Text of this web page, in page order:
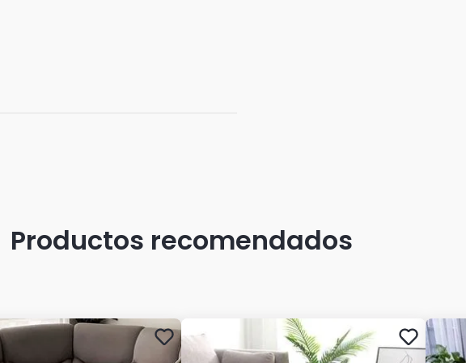
Productos recomendados